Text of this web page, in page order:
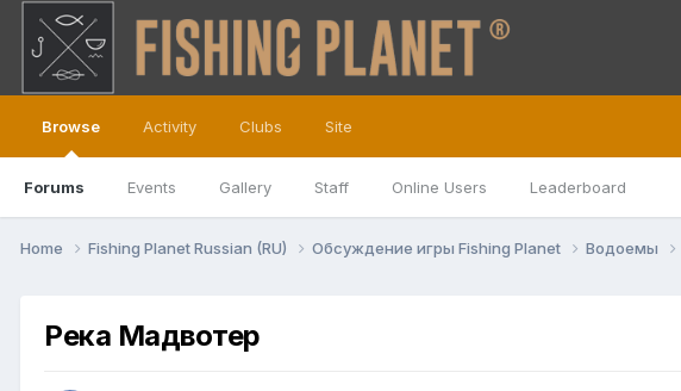
Browse
Forums Events Gallery Staff Online Users Leaderboard
Activity Clubs Site
Home Fishing Planet Russian (RU) Обсуждение игры Fishing Planet Водоемы
Река Мадвотер